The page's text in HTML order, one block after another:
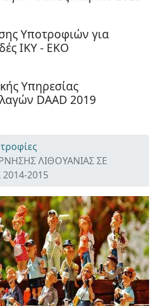
Υποτροφιών για
ΙΚΥ - ΕΚΟ
Υπηρεσίας
DAAD 2019
ΛΙΘΟΥΑΝΙΑΣ ΣΕ
2015